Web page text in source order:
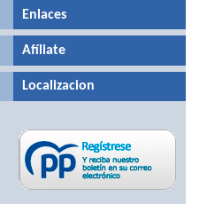
Enlaces
Afíliate
Localizacion